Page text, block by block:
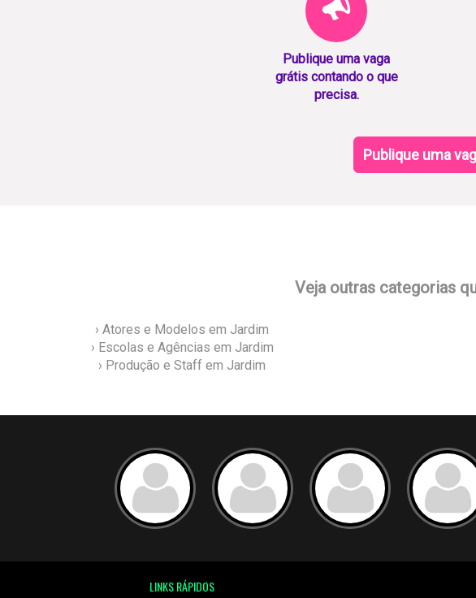
Publique uma vaga
grátis contando o que
precisa.
Publique uma
Veja outras categorias
› Atores e Modelos em Jardim
› Escolas e Agências em Jardim
› Produção e Staff em Jardim
LINKS RÁPIDOS